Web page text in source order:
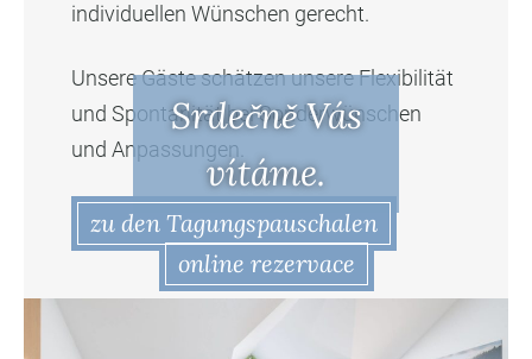
Srdečně Vás
vítáme.
online rezervace
individuellen Wünschen gerecht.
Unsere Gäste schätzen unsere Flexibilität
und Spontanität bei Sonderwünschen
und Anpassungen.
zu den Tagungspauschalen